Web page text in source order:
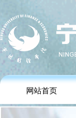
网站首页